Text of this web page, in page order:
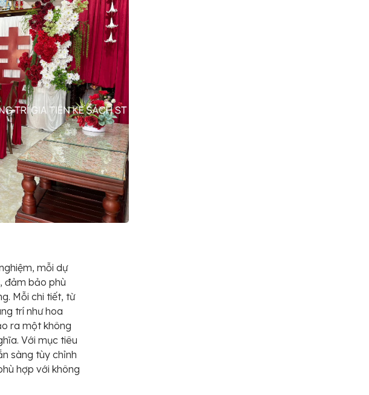
mỗi dự
đảm bảo phù
Mỗi chi tiết, từ
trí như hoa
ra một không
Với mục tiêu
sàng tùy chỉnh
hợp với không